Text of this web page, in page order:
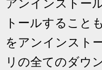
トールすること
をアンインスト
リの全てのダウ